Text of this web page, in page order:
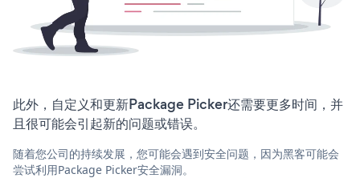
此外，自定义和更新Package Picker还需要更多时间，并
且很可能会引起新的问题或错误。
随着您公司的持续发展，您可能会遇到安全问题，因为黑客可能会
尝试利用Package Picker安全漏洞。